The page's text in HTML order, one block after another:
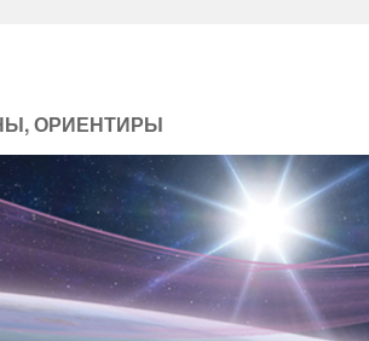
ОРИЕНТИРЫ